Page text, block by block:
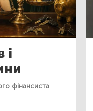
і
фінансиста